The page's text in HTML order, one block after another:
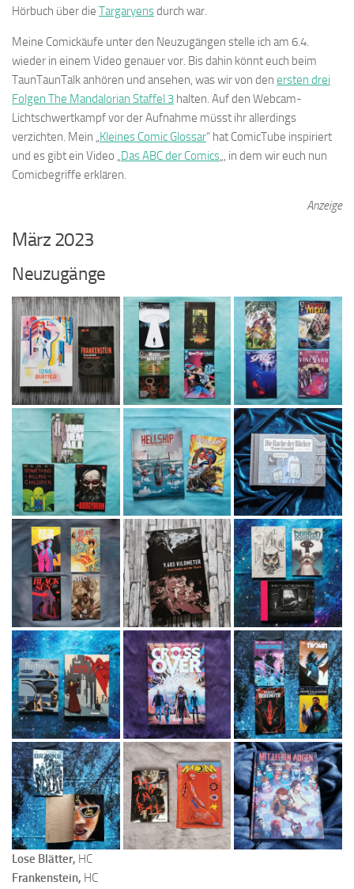
Hörbuch über die Targaryensdurch war.
Meine Comickäufe unter den Neuzugängen stelle ich am 6.4.
wieder in einem Video genauer vor. Bis dahin könnt euch beim
TaunTaunTalk anhören und ansehen, was wir von den ersten drei
Folgen The Mandalorian Staffel 3 halten. Auf den Webcam-
Lichtschwertkampf vor der Aufnahme müsst ihr allerdings
verzichten. Mein „Kleines Comic Glossar“ hat ComicTube inspiriert
und es gibt ein Video „Das ABC der Comics„, in dem wir euch nun
Comicbegriffe erklären.
Anzeige
März 2023
Neuzugänge
Lose Blätter, HC
Frankenstein, HC